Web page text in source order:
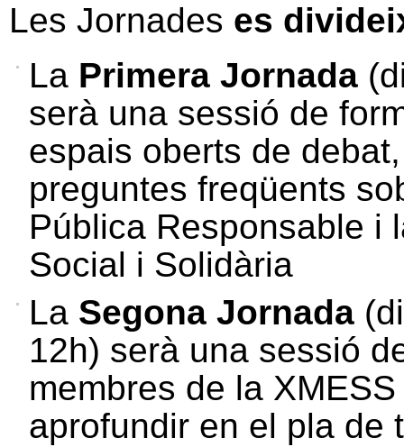
Les Jornades es
La Primera Jornada
serà una sessió de
espais oberts de
preguntes freqüents
Pública Responsable i
Social i Solidària
La Segona Jornada
12h) serà una sessió
membres de la
aprofundir en el pla de